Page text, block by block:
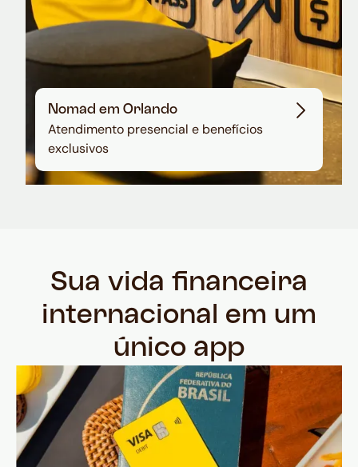
Nomad em Orlando
Atendimento presencial e benefícios
exclusivos
Sua vida financeira
internacional em um
único app